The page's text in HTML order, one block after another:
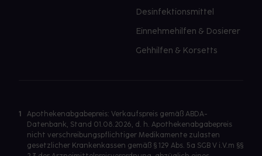
Desinfektionsmittel
Einnehmehilfen & Dosierer
Gehhilfen & Korsetts
1
Apothekenabgabepreis: Verkaufspreis gemäß ABDA-
Datenbank, Stand 01.08.2026, d. h. Apothekenabgabepreis
nicht verschreibungspflichtiger Medikamente zulasten
gesetzlicher Krankenkassen gemäß § 129 Abs. 5a SGB V i.V.m §§